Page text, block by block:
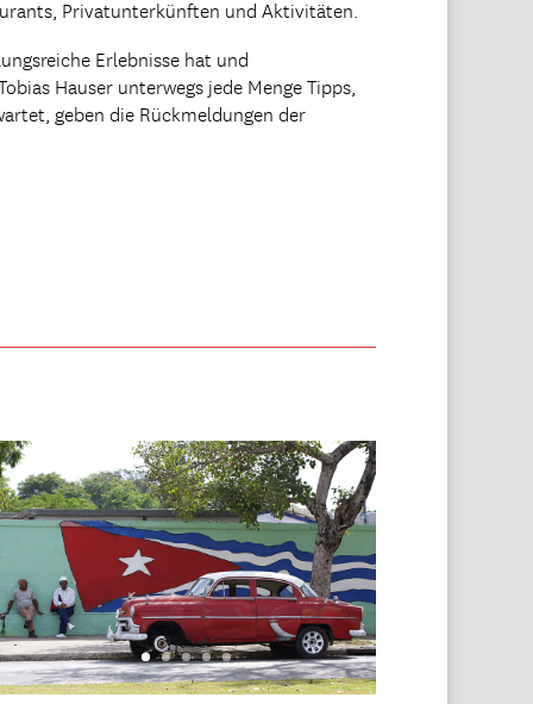
Privatunterkünften und Aktivitäten.
Erlebnisse hat und
Hauser unterwegs jede Menge Tipps,
geben die Rückmeldungen der